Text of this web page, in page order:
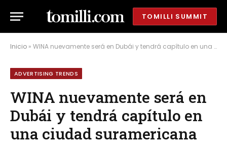
TOMILLI SUMMIT
Inicio » WINA nuevamente será en Dubái y tendrá capítulo en una ciudad suramericana
ADVERTISING TRENDS
WINA nuevamente será en
Dubái y tendrá capítulo en
una ciudad suramericana